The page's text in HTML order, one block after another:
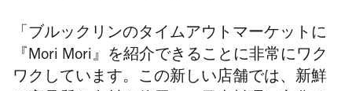
「ブルックリンのタイムアウトマーケットに
『Mori Mori』を紹介できることに非常にワク
ワクしています。この新しい店舗では、新鮮